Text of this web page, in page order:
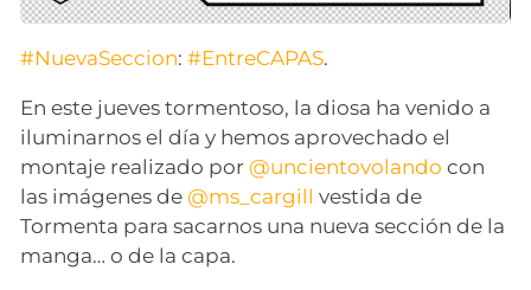
#NuevaSeccion:#EntreCAPAS.
En este jueves tormentoso, la diosa ha venido a
iluminarnos el día y hemos aprovechado el
montaje realizado por @uncientovolando con
las imágenes de @ms_cargill vestida de
Tormenta para sacarnos una nueva sección de la
manga… o de la capa.